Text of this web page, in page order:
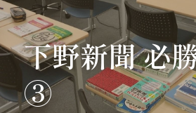
英語診断ドックを予約
下野新聞 必
③